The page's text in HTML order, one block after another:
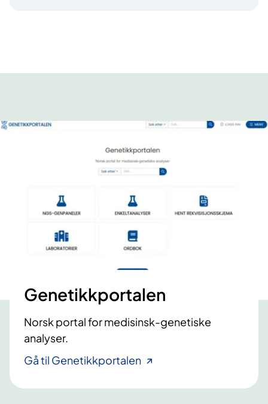
Genetikkportalen
Norsk portal for medisinsk-genetiske
analyser.
Gå til Genetikkportalen